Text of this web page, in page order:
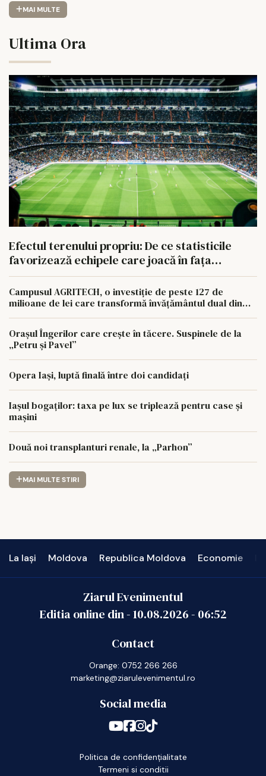
MAI MULTE
Ultima Ora
Efectul terenului propriu: De ce statisticile
favorizează echipele care joacă în fața
propriilor suporteri
Campusul AGRITECH, o investiție de peste 127 de
milioane de lei care transformă învățământul dual din
Orașul Îngerilor care crește în tăcere. Suspinele de la
„Petru și Pavel”
Opera Iași, luptă finală între doi candidați
Iașul bogaților: taxa pe lux se triplează pentru case și
mașini
Două noi transplanturi renale, la „Parhon”
MAI MULTE STIRI
La Iași Moldova Republica Moldova Economie
Ziarul Evenimentul
Editia online din -10.08.2026- 06:52
Contact
Orange: 0752 266 266
marketing@ziarulevenimentul.ro
Social media
Politica de confidențialitate
Termeni si conditii